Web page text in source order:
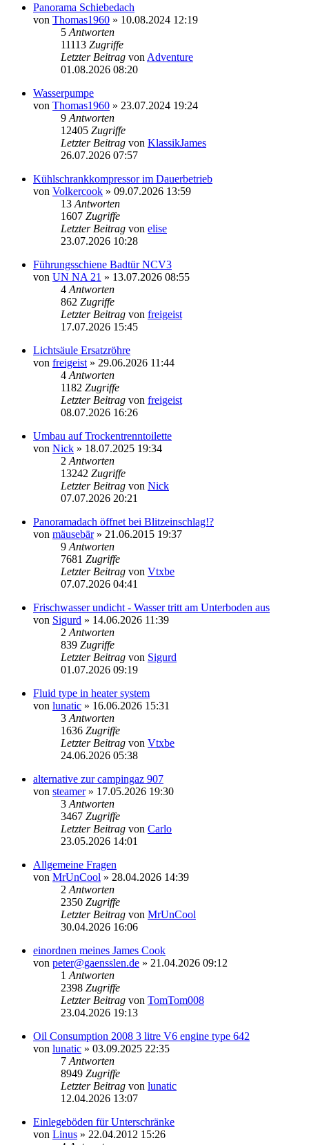
Panorama Schiebedach
von Thomas1960 » 10.08.2024 12:19
5 Antworten
11113 Zugriffe
Letzter Beitrag von Adventure
01.08.2026 08:20
Wasserpumpe
von Thomas1960 » 23.07.2024 19:24
9 Antworten
12405 Zugriffe
Letzter Beitrag von KlassikJames
26.07.2026 07:57
Kühlschrankkompressor im Dauerbetrieb
von Volkercook » 09.07.2026 13:59
13 Antworten
1607 Zugriffe
Letzter Beitrag von elise
23.07.2026 10:28
Führungsschiene Badtür NCV3
von UN NA 21 » 13.07.2026 08:55
4 Antworten
862 Zugriffe
Letzter Beitrag von freigeist
17.07.2026 15:45
Lichtsäule Ersatzröhre
von freigeist » 29.06.2026 11:44
4 Antworten
1182 Zugriffe
Letzter Beitrag von freigeist
08.07.2026 16:26
Umbau auf Trockentrenntoilette
von Nick » 18.07.2025 19:34
2 Antworten
13242 Zugriffe
Letzter Beitrag von Nick
07.07.2026 20:21
Panoramadach öffnet bei Blitzeinschlag!?
von mäusebär» 21.06.2015 19:37
9 Antworten
7681 Zugriffe
Letzter Beitrag von Vtxbe
07.07.2026 04:41
Frischwasser undicht - Wasser tritt am Unterboden aus
von Sigurd » 14.06.2026 11:39
2 Antworten
839 Zugriffe
Letzter Beitrag von Sigurd
01.07.2026 09:19
Fluid type in heater system
von lunatic » 16.06.2026 15:31
3 Antworten
1636 Zugriffe
Letzter Beitrag von Vtxbe
24.06.2026 05:38
alternative zur campingaz 907
von steamer» 17.05.2026 19:30
3 Antworten
3467 Zugriffe
Letzter Beitrag von Carlo
23.05.2026 14:01
Allgemeine Fragen
von MrUnCool » 28.04.2026 14:39
2 Antworten
2350 Zugriffe
Letzter Beitrag von MrUnCool
30.04.2026 16:06
einordnen meines James Cook
von peter@gaensslen.de » 21.04.2026 09:12
1 Antworten
2398 Zugriffe
Letzter Beitrag von TomTom008
23.04.2026 19:13
Oil Consumption 2008 3 litre V6 engine type 642
von lunatic » 03.09.2025 22:35
7 Antworten
8949 Zugriffe
Letzter Beitrag von lunatic
12.04.2026 13:07
Einlegeböden für Unterschränke
von Linus » 22.04.2012 15:26